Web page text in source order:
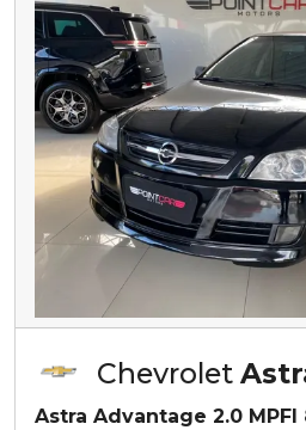
Chevrolet
Astra Advantage 2.0 MPFI